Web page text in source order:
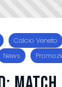
Calcio Veneto
News